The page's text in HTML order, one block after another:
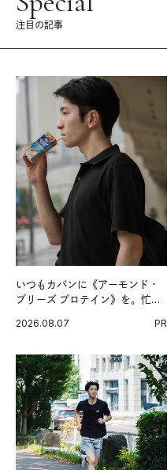
注目の記事
いつもカバンに《アーモンド・
ブリーズ プロテイン》を。忙し
グ習慣。
2026.08.07 PR